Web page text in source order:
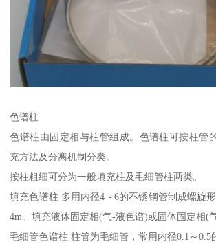
色谱柱
色谱柱由固定相与柱管组成。色谱柱可按柱管
充方法及分离机制分类。
按柱粗细可分为一般填充柱及毛细管柱两类。
填充色谱柱 多用内径4～6的不锈钢管制成螺旋
4m。填充液体固定相(气-液色谱)或固体固定相(
毛细管色谱柱 柱管为毛细管，常用内径0.1～0.5